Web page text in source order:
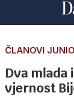
ČLANOVI
Dva mlada
vjernost